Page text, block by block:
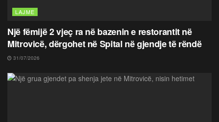
LAJME
Një fëmijë 2 vjeç ra në bazenin e restorantit në
Mitrovicë, dërgohet në Spital në gjendje të rëndë
31/07/2026